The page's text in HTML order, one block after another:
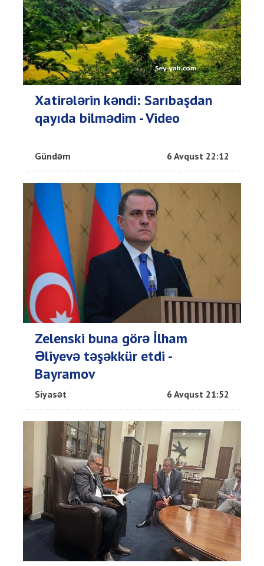
Xatirələrin kəndi: Sarıbaşdan
qayıda bilmədim - Video
Gündəm 6 Avqust 22:12
Zelenski buna görə İlham
Əliyevə təşəkkür etdi -
Bayramov
Siyasət 6 Avqust 21:52